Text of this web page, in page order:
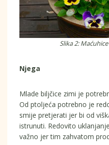
Slika 2:
Njega
Mlade biljčice zimi je
Od ptoljeća potrebno je
smije pretjerati jer bi od
istrunuti. Redovito
važno jer tim zahvatom